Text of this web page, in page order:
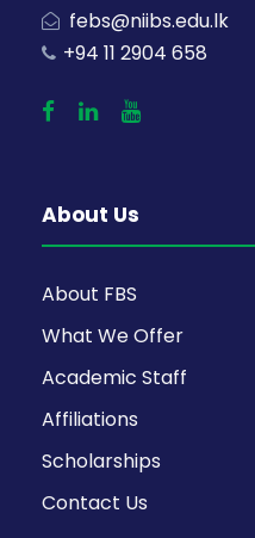
febs@niibs.edu.lk
+94 11 2904 658
About Us
About FBS
What We Offer
Academic Staff
Affiliations
Scholarships
Contact Us